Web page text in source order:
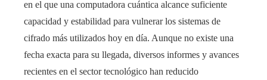
en el que una computadora cuántica alcance suficiente
capacidad y estabilidad para vulnerar los sistemas de
cifrado más utilizados hoy en día. Aunque no existe una
fecha exacta para su llegada, diversos informes y avances
recientes en el sector tecnológico han reducido